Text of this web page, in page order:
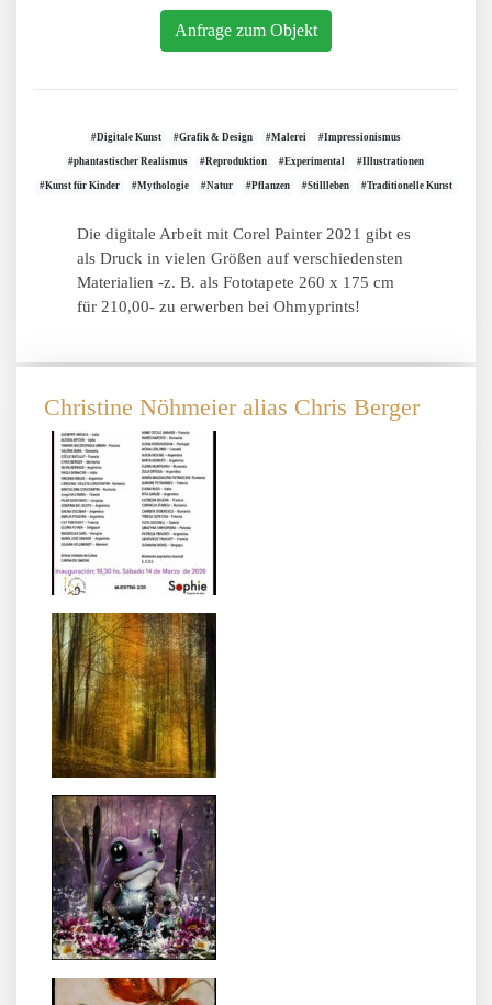
Anfrage zum Objekt
#Digitale Kunst #Grafik & Design #Malerei #Impressionismus
#phantastischer Realismus #Reproduktion #Experimental #Illustrationen
#Kunst für Kinder #Mythologie #Natur #Pflanzen #Stillleben #Traditionelle Kunst
Die digitale Arbeit mit Corel Painter 2021 gibt es
als Druck in vielen Größen auf verschiedensten
Materialien -z. B. als Fototapete 260 x 175 cm
für 210,00- zu erwerben bei Ohmyprints!
Christine Nöhmeier alias Chris Berger